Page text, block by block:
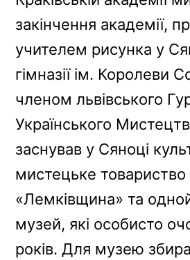
закінчення академії,
учителем рисунка у
гімназії ім. Королеви
членом львівського
Українського
заснував у Сяноці
мистецьке товариство
«Лемківщина» та
музей, які особисто
років. Для музею